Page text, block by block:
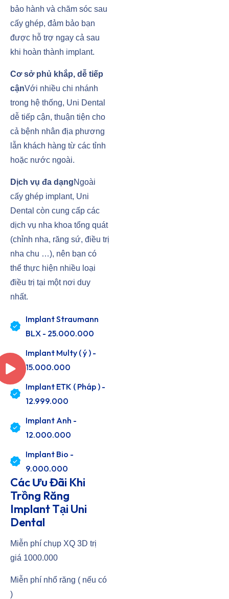
bảo hành và chăm sóc sau
cấy ghép, đảm bảo bạn
được hỗ trợ ngay cả sau
khi hoàn thành implant.
Cơ sở phủ khắp, dễ tiếp
cậnVới nhiều chi nhánh
trong hệ thống, Uni Dental
dễ tiếp cận, thuận tiện cho
cả bệnh nhân địa phương
lẫn khách hàng từ các tỉnh
hoặc nước ngoài.
Dịch vụ đa dạngNgoài
cấy ghép implant, Uni
Dental còn cung cấp các
dịch vụ nha khoa tổng quát
(chỉnh nha, răng sứ, điều trị
nha chu …), nên bạn có
thể thực hiện nhiều loại
điều trị tại một nơi duy
nhất.
Implant Straumann
BLX - 25.000.000
Implant Multy ( ý ) -
15.000.000
Implant ETK ( Pháp ) -
12.999.000
Implant Anh -
12.000.000
Implant Bio -
9.000.000
Các Ưu Đãi Khi
Trồng Răng
Implant Tại Uni
Dental
Miễn phí chụp XQ 3D trị
giá 1000.000
Miễn phí nhổ răng ( nếu có
)